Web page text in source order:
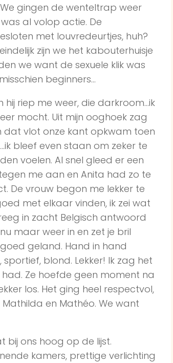
gingen de wenteltrap weer
al volop actie. De
met louvredeurtjes, huh?
zijn we het kabouterhuisje
we want de sexuele klik was
beginners…
riep me weer, die darkroom…ik
mocht. Uit mijn ooghoek zag
dat vlot onze kant opkwam toen
bleef even staan om zeker te
voelen. Al snel gleed er een
me aan en Anita had zo te
De vrouw begon me lekker te
met elkaar vinden, ik zei wat
in zacht Belgisch antwoord
maar weer in en zet je bril
geland. Hand in hand
blond. Lekker! Ik zag het
Ze hoefde geen moment na
los. Het ging heel respectvol,
Mathilda en Mathéo. We want
bij ons hoog op de lijst.
kamers, prettige verlichting